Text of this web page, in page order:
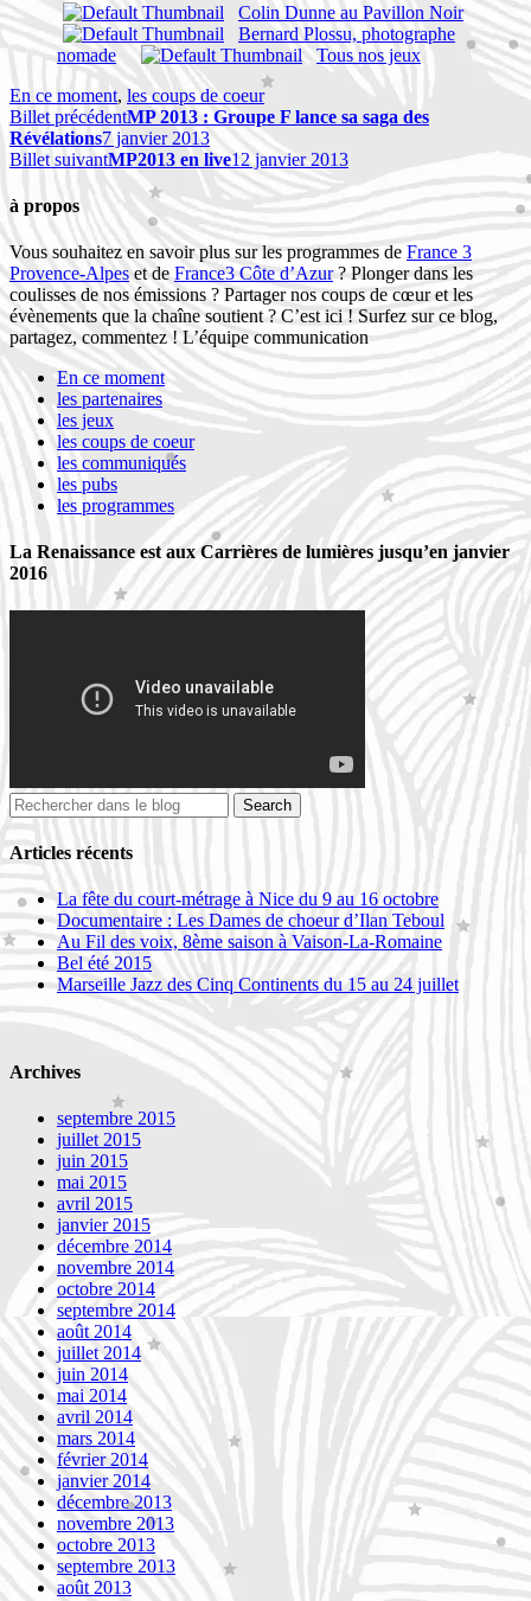
Colin Dunne au Pavillon Noir
Bernard Plossu, photographe
nomade
Tous nos jeux
En ce moment, les coups de coeur
Billet précédentMP 2013 : Groupe F lance sa saga des
Révélations7 janvier 2013
Billet suivantMP2013 en live12 janvier 2013
à propos
Vous souhaitez en savoir plus sur les programmes de France 3
Provence-Alpeset de France3 Côte d’Azur? Plonger dans les
coulisses de nos émissions ? Partager nos coups de cœur et les
évènements que la chaîne soutient ? C’est ici ! Surfez sur ce blog,
partagez, commentez ! L’équipe communication
En ce moment
les partenaires
les jeux
les coups de coeur
les communiqués
les pubs
les programmes
La Renaissance est aux Carrières de lumières jusqu’en janvier
2016
Articles récents
La fête du court-métrage à Nice du 9 au 16 octobre
Documentaire : Les Dames de choeur d’Ilan Teboul
Au Fil des voix, 8ème saison à Vaison-La-Romaine
Bel été 2015
Marseille Jazz des Cinq Continents du 15 au 24 juillet
Archives
septembre 2015
juillet 2015
juin 2015
mai 2015
avril 2015
janvier 2015
décembre 2014
novembre 2014
octobre 2014
septembre 2014
août 2014
juillet 2014
juin 2014
mai 2014
avril 2014
mars 2014
février 2014
janvier 2014
décembre 2013
novembre 2013
octobre 2013
septembre 2013
août 2013